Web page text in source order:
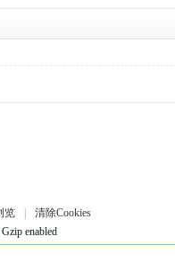
览
清除Cookies
enabled